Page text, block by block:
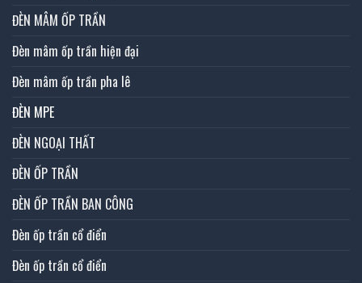
ĐÈN MÂM ỐP TRẦN
Đèn mâm ốp trần hiện đại
Đèn mâm ốp trần pha lê
ĐÈN MPE
ĐÈN NGOẠI THẤT
ĐÈN ỐP TRẦN
ĐÈN ỐP TRẦN BAN CÔNG
Đèn ốp trần cổ điển
Đèn ốp trần cổ điển